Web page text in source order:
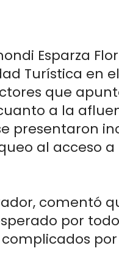
Esparza
Turística en
que
a la
presentaron
al acceso a
comentó
por